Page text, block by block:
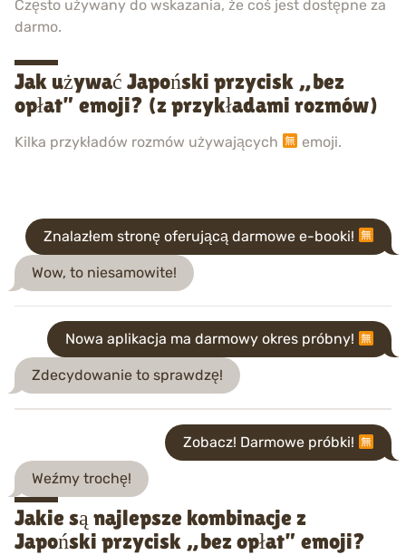
Często używany do wskazania, że coś jest dostępne za
darmo.
Jak używać Japoński przycisk „bez
opłat” emoji? (z przykładami rozmów)
Kilka przykładów rozmów używających emoji.
Znalazłem stronę oferującą darmowe e-booki!
Wow, to niesamowite!
Nowa aplikacja ma darmowy okres próbny!
Zdecydowanie to sprawdzę!
Zobacz! Darmowe próbki!
Weźmy trochę!
Jakie są najlepsze kombinacje z
Japoński przycisk „bez opłat” emoji?